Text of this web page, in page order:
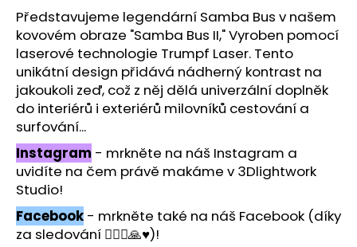
Představujeme legendární Samba Bus v našem
kovovém obraze "Samba Bus II," Vyroben pomocí
laserové technologie Trumpf Laser. Tento
unikátní design přidává nádherný kontrast na
jakoukoli zeď, což z něj dělá univerzální doplněk
do interiérů i exteriérů milovníků cestování a
surfování...
Instagram - mrkněte na náš Instagram a
uvidíte na čem právě makáme v 3Dlightwork
Studio!
Facebook - mrkněte také na náš Facebook (díky
za sledování 🙋🏻‍♂️🙏♥️)!
HLEDAT
D
o
p
o
r
u
č